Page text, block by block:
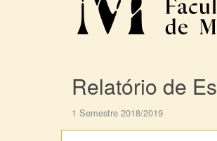
Relatório de
1 Semestre 2018/2019